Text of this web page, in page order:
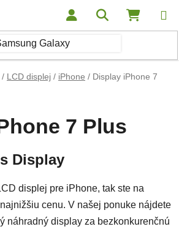
Hľadať
/ LCD displej / iPhone / Display iPhone 7
7 Plus
Display
displej pre iPhone, tak ste na
cenu. V našej ponuke nájdete
náhradný display za bezkonkurenčnú